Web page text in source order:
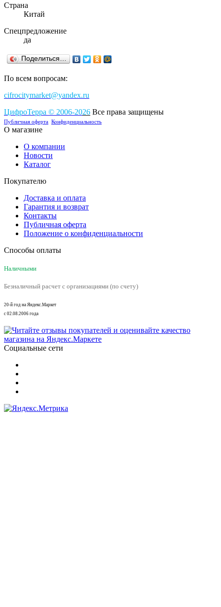
Страна
Китай
Спецпредложение
да
Поделиться…
По всем вопросам:
cifrocitymarket@yandex.ru
ЦифроТерра © 2006-2026 Все права защищены
Публичная оферта Конфиденциальность
О магазине
О компании
Новости
Каталог
Покупателю
Доставка и оплата
Гарантия и возврат
Контакты
Публичная оферта
Положение о конфиденциальности
Способы оплаты
Наличными
Безналичный расчет с организациями (по счету)
20-й год на Яндекс.Маркет
с 02.08.2006 года
Социальные сети